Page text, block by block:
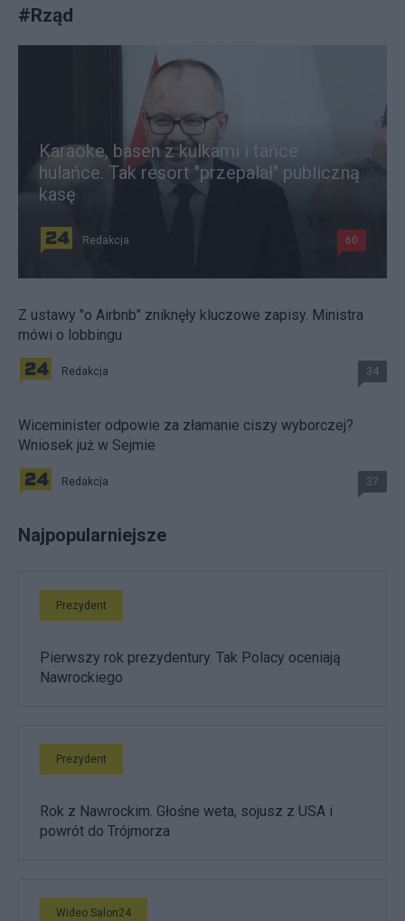
#Rząd
Karaoke, basen z kulkami i tańce
hulańce. Tak resort "przepalał" publiczną
kasę
Redakcja 60
Z ustawy "o Airbnb" zniknęły kluczowe zapisy. Ministra
mówi o lobbingu
Redakcja 34
Wiceminister odpowie za złamanie ciszy wyborczej?
Wniosek już w Sejmie
Redakcja 37
Najpopularniejsze
Prezydent
Pierwszy rok prezydentury. Tak Polacy oceniają
Nawrockiego
Prezydent
Rok z Nawrockim. Głośne weta, sojusz z USA i
powrót do Trójmorza
Wideo Salon24